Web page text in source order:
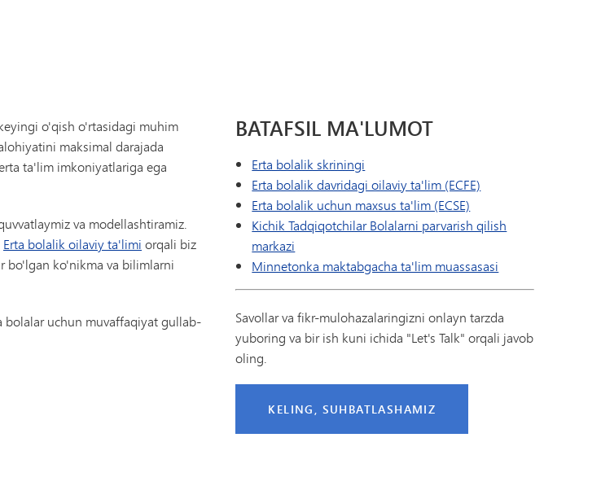
o'qish o'rtasidagi muhim
maksimal darajada
ta'lim imkoniyatlariga ega
va modellashtiramiz.
Erta bolalik oilaviy ta'limi orqali biz
bo'lgan ko'nikma va bilimlarni
bolalar uchun muvaffaqiyat gullab-
BATAFSIL MA'LUMOT
Erta bolalik skriningi
Erta bolalik davridagi oilaviy ta'lim (ECFE)
Erta bolalik uchun maxsus ta'lim (ECSE)
Kichik Tadqiqotchilar Bolalarni parvarish qilish
markazi
Minnetonka maktabgacha ta'lim muassasasi
Savollar va fikr-mulohazalaringizni onlayn tarzda
yuboring va bir ish kuni ichida "Let's Talk" orqali javob
oling.
KELING, SUHBATLASHAMIZ